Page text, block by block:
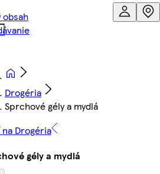
obsah
Drogéria
Sprchové gély a mydlá
na Drogéria
gély a mydlá